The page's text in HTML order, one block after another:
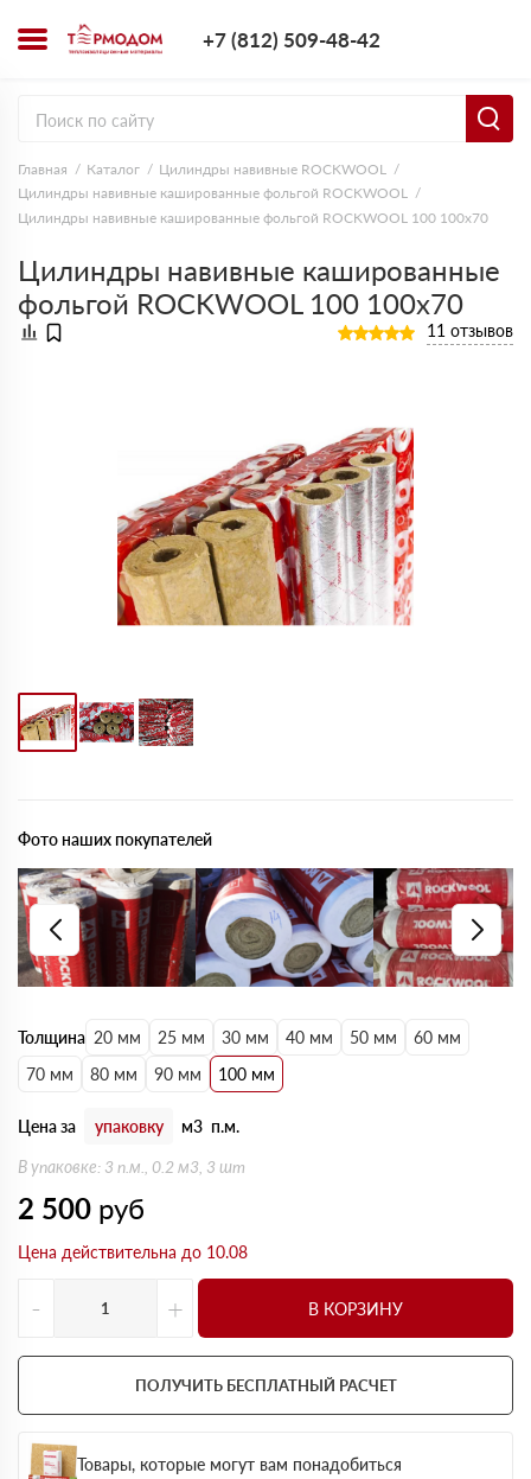
+7 (812) 509-48-42
Главная Каталог
Цилиндры навивные ROCKWOOL
Цилиндры навивные кашированные фольгой ROCKWOOL
Цилиндры навивные кашированные фольгой ROCKWOOL 100 100х70
Цилиндры навивные кашированные
фольгой ROCKWOOL 100 100х70
11 отзывов
Толщина 20 мм 25 мм 30 мм 40 мм 50 мм
60 мм
70 мм
80 мм 90 мм 100 мм
Цена за упаковку м3 п.м.
В упаковке: 3 п.м., 0.2 м3, 3 шт
2 500 руб
Цена действительна до 10.08
- + В КОРЗИНУ
ПОЛУЧИТЬ БЕСПЛАТНЫЙ РАСЧЕТ
Товары, которые могут вам понадобиться
Фото наших покупателей